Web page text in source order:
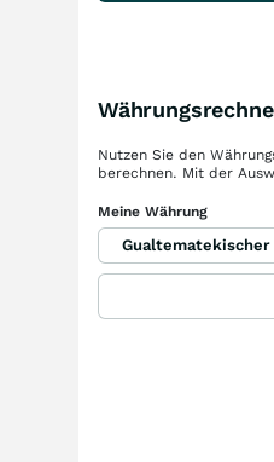
Nutzen Sie den
berechnen. Mit der
Meine Währung
Gualtematekischer